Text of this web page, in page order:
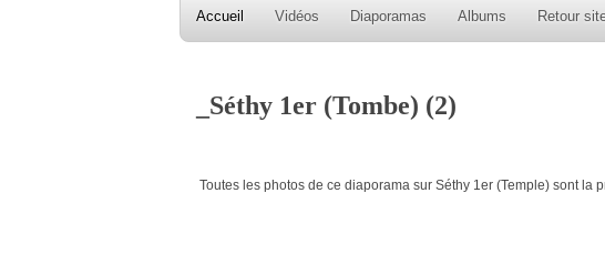
Accueil Vidéos Diaporamas Albums Retour
_Séthy 1er (Tombe) (2)
Toutes les photos de ce diaporama sur Séthy 1er (Temple) sont